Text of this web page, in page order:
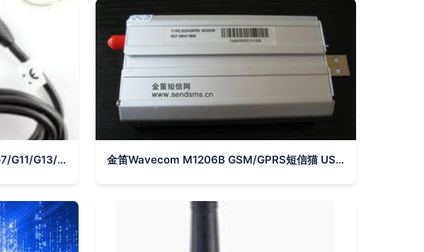
工厂直批 HTC数据线全兼容多普达G7/G11/G13/G14及小米机型 | 金笛Wavecom M1206B GSM/GPRS短信猫 USB接口的移动无线通信利器